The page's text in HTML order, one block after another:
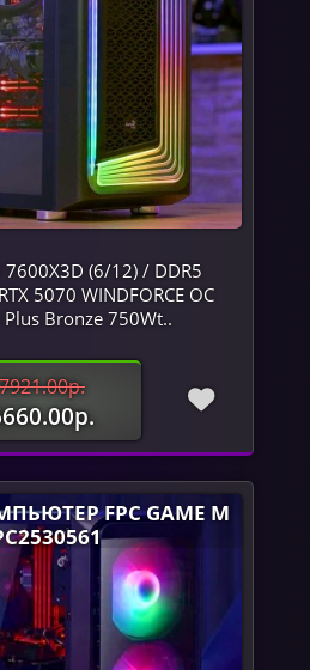
(6/12) / DDR5
5070 WINDFORCE OC
Bronze 750Wt..
7921.00р.
FPC GAME M